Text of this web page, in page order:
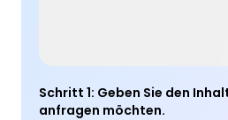
Schritt 1: Geben Sie den
anfragen möchten.